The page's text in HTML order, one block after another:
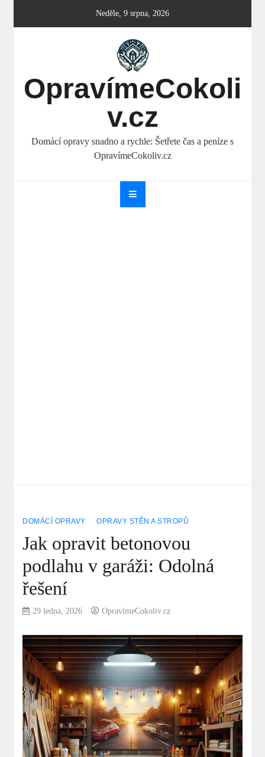
Neděle, 9 srpna, 2026
OpravímeCokoli
v.cz
Domácí opravy snadno a rychle: Šetřete čas a peníze s
OpravímeCokoliv.cz
DOMÁCÍ OPRAVY OPRAVY STĚN A STROPŮ
Jak opravit betonovou
podlahu v garáži: Odolná
řešení
29 ledna, 2026 OpravímeCokoliv.cz